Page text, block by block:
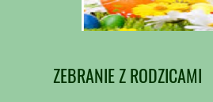
ZEBRANIE Z RODZICAMI